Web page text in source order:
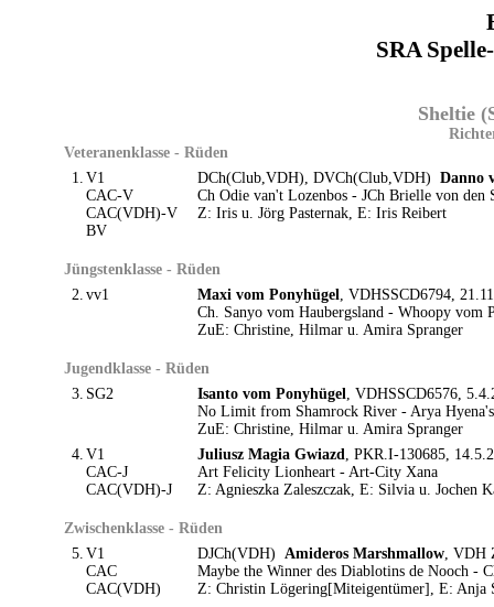
SRA
Sheltie
Veteranenklasse - Rüden
1. V1
CAC-V
CAC(VDH)-V
BV
DCh(Club,VDH), DVCh(Club,VDH) Danno
Ch Odie van't Lozenbos - JCh Brielle von den
Z: Iris u. Jörg Pasternak, E: Iris Reibert
Jüngstenklasse - Rüden
2. vv1 Maxi vom Ponyhügel, VDHSSCD6794,
Ch. Sanyo vom Haubergsland - Whoopy vom
ZuE: Christine, Hilmar u. Amira Spranger
Jugendklasse - Rüden
3. SG2 Isanto vom Ponyhügel, VDHSSCD6576,
No Limit from Shamrock River - Arya
ZuE: Christine, Hilmar u. Amira Spranger
4. V1
CAC-J
CAC(VDH)-J
Juliusz Magia Gwiazd, PKR.I-130685,
Art Felicity Lionheart - Art-City Xana
Z: Agnieszka Zaleszczak, E: Silvia u. Jochen
Zwischenklasse - Rüden
5. V1
CAC
CAC(VDH)
DJCh(VDH) Amideros Marshmallow, VDH
Maybe the Winner des Diablotins de Nooch -
Z: Christin Lögering[Miteigentümer], E: Anja